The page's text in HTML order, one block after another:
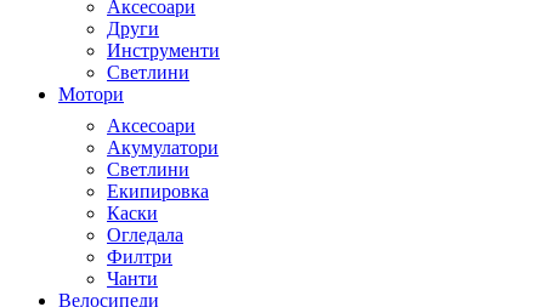
Аксесоари
Други
Инструменти
Светлини
Мотори
Аксесоари
Акумулатори
Светлини
Екипировка
Каски
Огледала
Филтри
Чанти
Велосипеди